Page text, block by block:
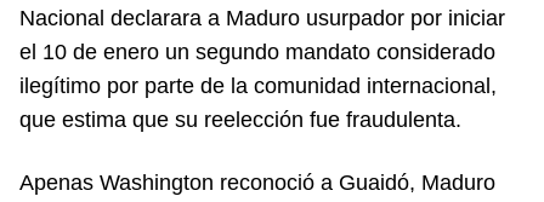
Nacional declarara a Maduro usurpador por iniciar
el 10 de enero un segundo mandato considerado
ilegítimo por parte de la comunidad internacional,
que estima que su reelección fue fraudulenta.
Apenas Washington reconoció a Guaidó, Maduro